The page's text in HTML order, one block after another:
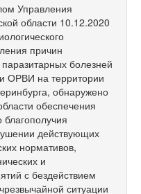
Управления
области 10.12.2020
причин
болезней
ОРВИ на территории
обнаружено
обеспечения
благополучия
действующих
нормативов,
и
с бездействием
ситуации